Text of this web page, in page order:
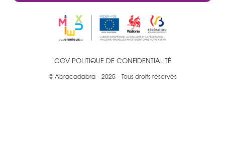
CGV POLITIQUE DE CONFIDENTIALITÉ
© Abracadabra – 2025 – Tous droits réservés